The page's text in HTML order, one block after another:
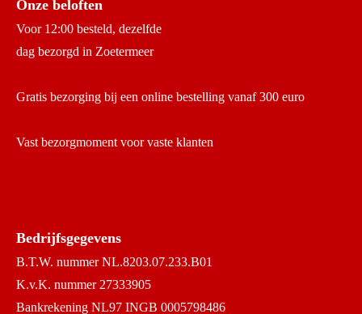
Onze beloften
Voor 12:00 besteld, dezelfde
dag bezorgd in Zoetermeer
Gratis bezorging bij een online bestelling vanaf 300 euro
Vast bezorgmoment voor vaste klanten
Bedrijfsgegevens
B.T.W. nummer NL.8203.07.233.B01
K.v.K. nummer 27333905
Bankrekening NL97 INGB 0005798486